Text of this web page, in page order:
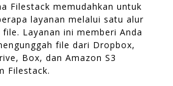
Filestack memudahkan untuk
layanan melalui satu alur
Layanan ini memberi Anda
file dari Dropbox,
Box, dan Amazon S3
Filestack.